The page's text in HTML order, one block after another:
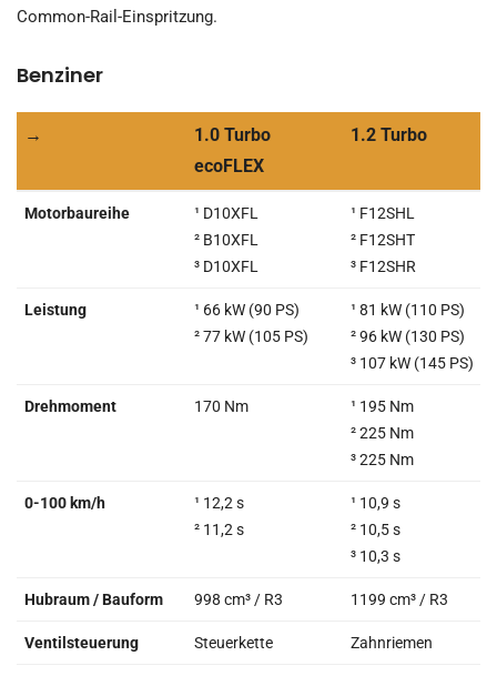
Common-Rail-Einspritzung.
Benziner
→
1.0 Turbo
ecoFLEX
1.2 Turbo
→
1.0 Turbo
ecoFLEX
1.2 Turbo
Motorbaureihe
¹ D10XFL
² B10XFL
³ D10XFL
¹ F12SHL
² F12SHT
³ F12SHR
Leistung
¹ 66 kW (90 PS)
² 77 kW (105 PS)
¹ 81 kW (110 PS)
² 96 kW (130 PS)
³ 107 kW (145 PS)
Drehmoment 170 Nm
¹ 195 Nm
² 225 Nm
³ 225 Nm
0-100 km/h
¹ 12,2 s
² 11,2 s
¹ 10,9 s
² 10,5 s
³ 10,3 s
Hubraum / Bauform 998 cm³ / R3 1199 cm³ / R3
Ventilsteuerung Steuerkette Zahnriemen